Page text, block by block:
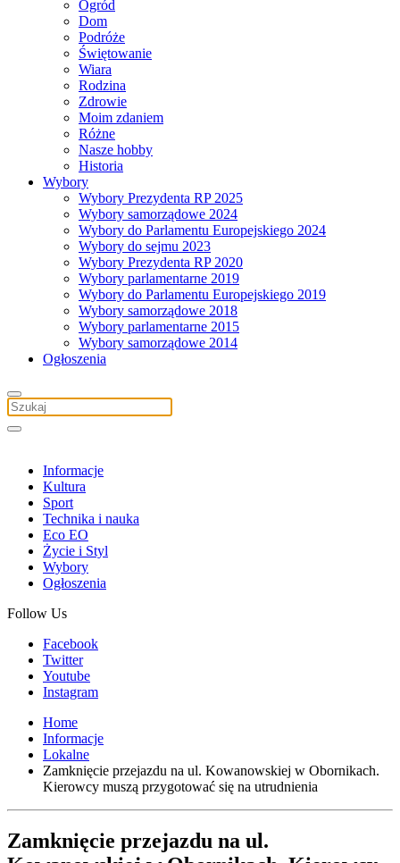
Ogród
Dom
Podróże
Świętowanie
Wiara
Rodzina
Zdrowie
Moim zdaniem
Różne
Nasze hobby
Historia
Wybory
Wybory Prezydenta RP 2025
Wybory samorządowe 2024
Wybory do Parlamentu Europejskiego 2024
Wybory do sejmu 2023
Wybory Prezydenta RP 2020
Wybory parlamentarne 2019
Wybory do Parlamentu Europejskiego 2019
Wybory samorządowe 2018
Wybory parlamentarne 2015
Wybory samorządowe 2014
Ogłoszenia
Informacje
Kultura
Sport
Technika i nauka
Eco EO
Życie i Styl
Wybory
Ogłoszenia
Follow Us
Facebook
Twitter
Youtube
Instagram
Home
Informacje
Lokalne
Zamknięcie przejazdu na ul. Kowanowskiej w Obornikach.
Kierowcy muszą przygotować się na utrudnienia
Zamknięcie przejazdu na ul.